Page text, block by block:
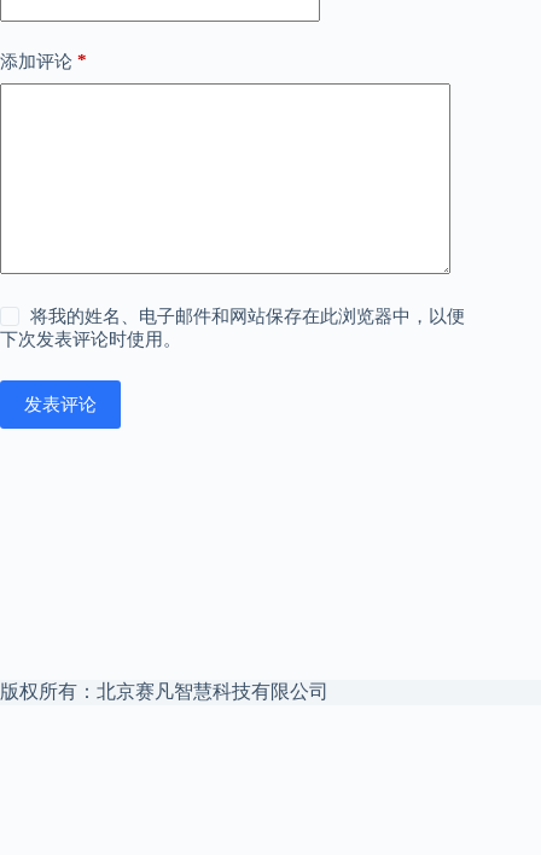
添加评论 *
将我的姓名、电子邮件和网站保存在此浏览器中，以便
下次发表评论时使用。
发表评论
版权所有：北京赛凡智慧科技有限公司